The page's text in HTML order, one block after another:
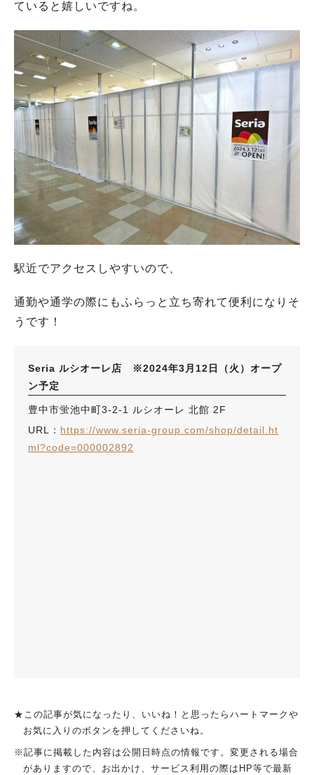
ていると嬉しいですね。
駅近でアクセスしやすいので、
通勤や通学の際にもふらっと立ち寄れて便利になりそ
うです！
Seria ルシオーレ店 ※2024年3月12日（火）オープ
ン予定
豊中市蛍池中町3-2-1 ルシオーレ 北館 2F
URL： https://www.seria-group.com/shop/detail.ht
ml?code=000002892
★この記事が気になったり、いいね！と思ったらハートマークや
お気に入りのボタンを押してくださいね。
※記事に掲載した内容は公開日時点の情報です。変更される場合
がありますので、お出かけ、サービス利用の際はHP等で最新